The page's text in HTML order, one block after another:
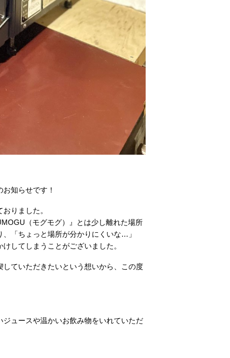
知らせです！
りました。
（モグモグ）』とは少し離れた場所
「ちょっと場所が分かりにくいな…」
してしまうことがございました。
ていただきたいという想いから、この度
ュースや温かいお飲み物をいれていただ